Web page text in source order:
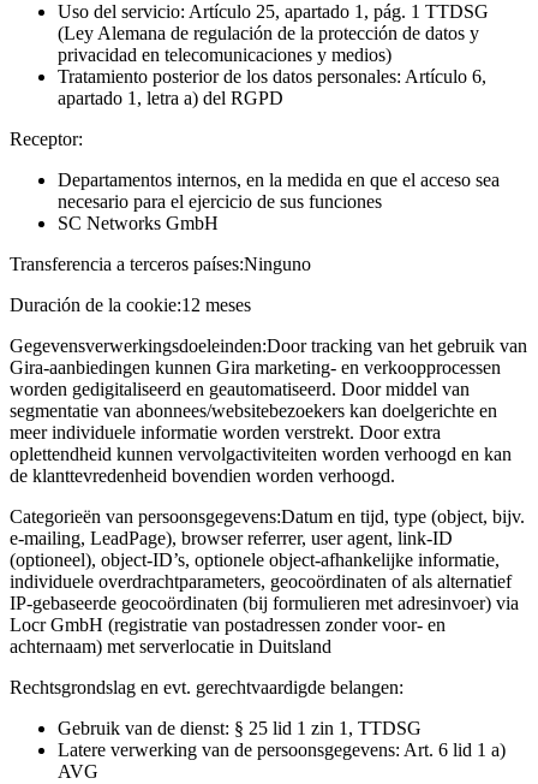
Uso del servicio: Artículo 25, apartado 1, pág. 1 TTDSG
(Ley Alemana de regulación de la protección de datos y
privacidad en telecomunicaciones y medios)
Tratamiento posterior de los datos personales: Artículo 6,
apartado 1, letra a) del RGPD
Receptor:
Departamentos internos, en la medida en que el acceso sea
necesario para el ejercicio de sus funciones
SC Networks GmbH
Transferencia a terceros países:Ninguno
Duración de la cookie:12 meses
Gegevensverwerkingsdoeleinden:Door tracking van het gebruik van
Gira-aanbiedingen kunnen Gira marketing- en verkoopprocessen
worden gedigitaliseerd en geautomatiseerd. Door middel van
segmentatie van abonnees/websitebezoekers kan doelgerichte en
meer individuele informatie worden verstrekt. Door extra
oplettendheid kunnen vervolgactiviteiten worden verhoogd en kan
de klanttevredenheid bovendien worden verhoogd.
Categorieën van persoonsgegevens:Datum en tijd, type (object, bijv.
e-mailing, LeadPage), browser referrer, user agent, link-ID
(optioneel), object-ID’s, optionele object-afhankelijke informatie,
individuele overdrachtparameters, geocoördinaten of als alternatief
IP-gebaseerde geocoördinaten (bij formulieren met adresinvoer) via
Locr GmbH (registratie van postadressen zonder voor- en
achternaam) met serverlocatie in Duitsland
Rechtsgrondslag en evt. gerechtvaardigde belangen:
Gebruik van de dienst: § 25 lid 1 zin 1, TTDSG
Latere verwerking van de persoonsgegevens: Art. 6 lid 1 a)
AVG